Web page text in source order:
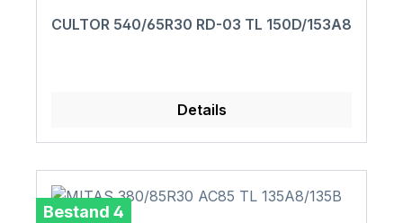
CULTOR 540/65R30 RD-03 TL 150D/153A8
Details
Bestand 4